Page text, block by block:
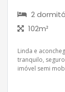
2
102m²
Linda e
tranquilo,
imóvel semi